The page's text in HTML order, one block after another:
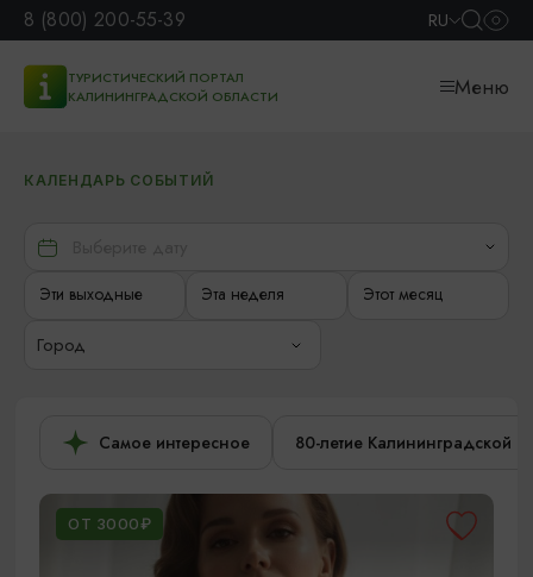
8 (800) 200-55-39 RU
ТУРИСТИЧЕСКИЙ ПОРТАЛ
КАЛИНИНГРАДСКОЙ ОБЛАСТИ
Меню
КАЛЕНДАРЬ СОБЫТИЙ
Эти выходные Эта неделя Этот месяц
Город
Самое интересное 80-летие Калининградской
ОТ 3000₽